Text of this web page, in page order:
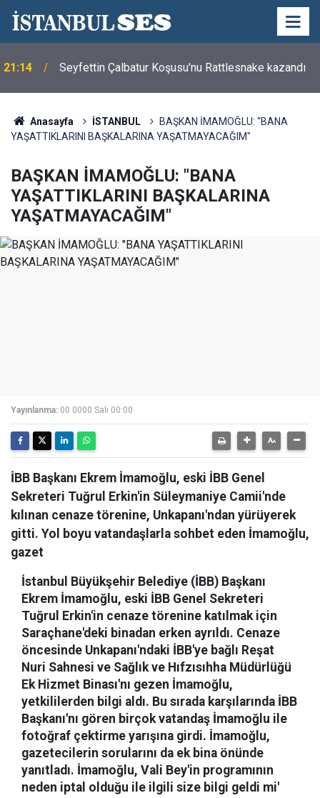
21:14 Seyfettin Çalbatur Koşusu'nu Rattlesnake kazandı
Anasayfa İSTANBUL
BAŞKAN İMAMOĞLU: "BANA
YAŞATTIKLARINI BAŞKALARINA YAŞATMAYACAĞIM"
BAŞKAN İMAMOĞLU: "BANA
YAŞATTIKLARINI BAŞKALARINA
YAŞATMAYACAĞIM"
Yayınlanma: 00 0000 Salı 00:00
İBB Başkanı Ekrem İmamoğlu, eski İBB Genel
Sekreteri Tuğrul Erkin'in Süleymaniye Camii'nde
kılınan cenaze törenine, Unkapanı'ndan yürüyerek
gitti. Yol boyu vatandaşlarla sohbet eden İmamoğlu,
gazet
İstanbul Büyükşehir Belediye (İBB) Başkanı
Ekrem İmamoğlu, eski İBB Genel Sekreteri
Tuğrul Erkin'in cenaze törenine katılmak için
Saraçhane'deki binadan erken ayrıldı. Cenaze
öncesinde Unkapanı'ndaki İBB'ye bağlı Reşat
Nuri Sahnesi ve Sağlık ve Hıfzısıhha Müdürlüğü
Ek Hizmet Binası'nı gezen İmamoğlu,
yetkililerden bilgi aldı. Bu sırada karşılarında İBB
Başkanı'nı gören birçok vatandaş İmamoğlu ile
fotoğraf çektirme yarışına girdi. İmamoğlu,
gazetecilerin sorularını da ek bina önünde
yanıtladı. İmamoğlu, Vali Bey'in programının
neden iptal olduğu ile ilgili size bilgi geldi mi'